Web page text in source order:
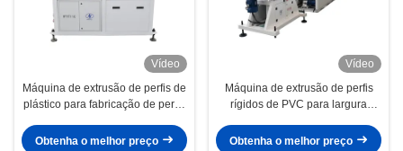
Vídeo
Máquina de extrusão de perfis de
plástico para fabricação de perfis
Obtenha o melhor preço
Vídeo
Máquina de extrusão de perfis
rígidos de PVC para largura
Obtenha o melhor preço